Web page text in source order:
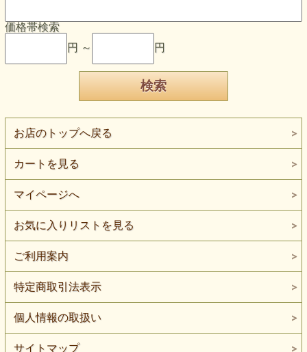
価格帯検索
円 ～
円
お店のトップへ戻る
カートを見る
マイページへ
お気に入りリストを見る
ご利用案内
特定商取引法表示
個人情報の取扱い
サイトマップ